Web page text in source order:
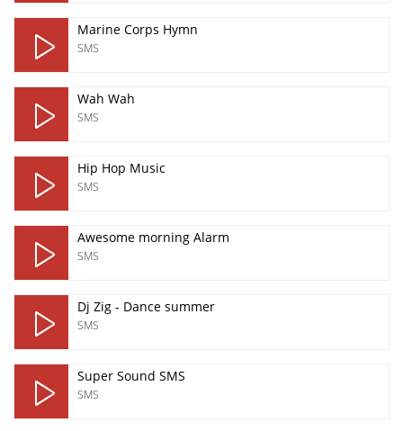
Marine Corps Hymn
SMS
Wah Wah
SMS
Hip Hop Music
SMS
Awesome morning Alarm
SMS
Dj Zig - Dance summer
SMS
Super Sound SMS
SMS